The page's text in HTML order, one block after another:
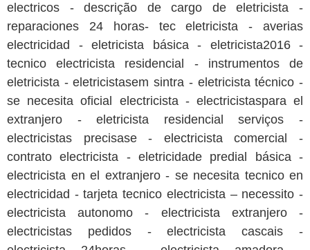
electricos - descrição de cargo de eletricista -
reparaciones 24 horas- tec eletricista - averias
electricidad - eletricista básica - eletricista2016 -
tecnico electricista residencial - instrumentos de
eletricista - eletricistasem sintra - eletricista técnico -
se necesita oficial electricista - electricistaspara el
extranjero - eletricista residencial serviços -
electricistas precisase - electricista comercial -
contrato electricista - eletricidade predial básica -
electricista en el extranjero - se necesita tecnico en
electricidad - tarjeta tecnico electricista – necessito -
electricista autonomo - electricista extranjero -
electricistas pedidos - electricista cascais -